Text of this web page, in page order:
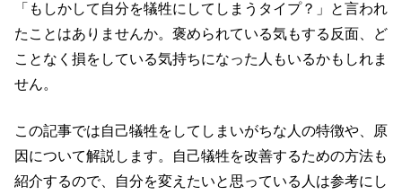
ライフハック お金 占い 趣味
コミュニティ オンラインサロン
スピリチュアル
グルメ
キーワード一覧
「もしかして自分を犠牲にしてしまうタイプ？」と言われ
たことはありませんか。褒められている気もする反面、ど
ことなく損をしている気持ちになった人もいるかもしれま
せん。
この記事では自己犠牲をしてしまいがちな人の特徴や、原
因について解説します。自己犠牲を改善するための方法も
紹介するので、自分を変えたいと思っている人は参考にし